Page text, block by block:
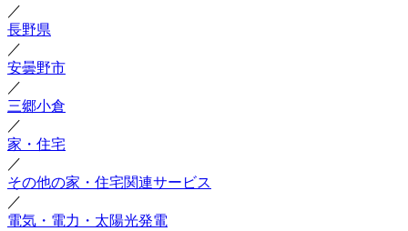
／
長野県
／
安曇野市
／
三郷小倉
／
家・住宅
／
その他の家・住宅関連サービス
／
電気・電力・太陽光発電